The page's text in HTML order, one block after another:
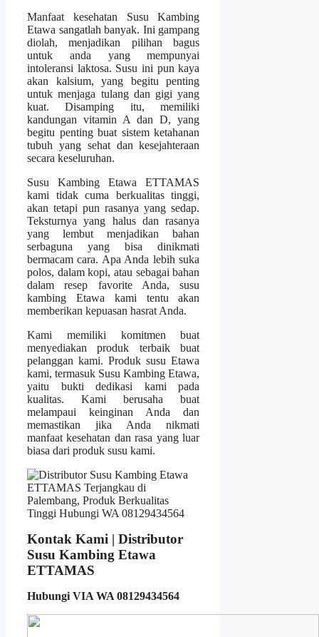
Manfaat kesehatan Susu Kambing
Etawa sangatlah banyak. Ini gampang
diolah, menjadikan pilihan bagus
untuk anda yang mempunyai
intoleransi laktosa. Susu ini pun kaya
akan kalsium, yang begitu penting
untuk menjaga tulang dan gigi yang
kuat. Disamping itu, memiliki
kandungan vitamin A dan D, yang
begitu penting buat sistem ketahanan
tubuh yang sehat dan kesejahteraan
secara keseluruhan.
Susu Kambing Etawa ETTAMAS
kami tidak cuma berkualitas tinggi,
akan tetapi pun rasanya yang sedap.
Teksturnya yang halus dan rasanya
yang lembut menjadikan bahan
serbaguna yang bisa dinikmati
bermacam cara. Apa Anda lebih suka
polos, dalam kopi, atau sebagai bahan
dalam resep favorite Anda, susu
kambing Etawa kami tentu akan
memberikan kepuasan hasrat Anda.
Kami memiliki komitmen buat
menyediakan produk terbaik buat
pelanggan kami. Produk susu Etawa
kami, termasuk Susu Kambing Etawa,
yaitu bukti dedikasi kami pada
kualitas. Kami berusaha buat
melampaui keinginan Anda dan
memastikan jika Anda nikmati
manfaat kesehatan dan rasa yang luar
biasa dari produk susu kami.
Kontak Kami | Distributor
Susu Kambing Etawa
ETTAMAS
Hubungi VIA WA 08129434564